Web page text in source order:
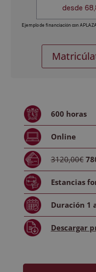
en
Inteligencia
Autentificado
Notario
cantidad
600 horas
Online
3120,00€
Estancias
Duración 1
Descargar